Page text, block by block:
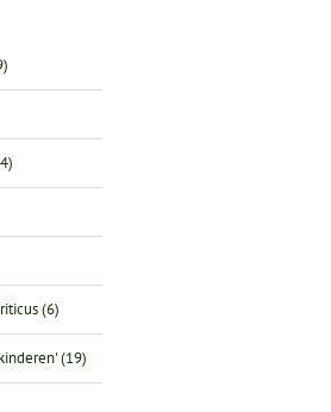
(6)
(19)